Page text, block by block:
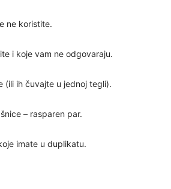
ne koristite.
i koje vam ne odgovaraju.
(ili ih čuvajte u jednoj tegli).
– rasparen par.
imate u duplikatu.